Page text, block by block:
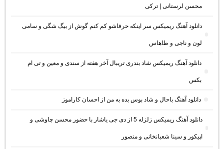
محسن لرستانی | ترکی
دانلود آهنگ ریمیکس سر اینکه حرفاشو کم کنم گوش از بیگ شگی و سامی
لون و ناجی و طاهاس
دانلود آهنگ ریمیکس شاد بندری تریبال آخر هفته از سندی و معین و تی ام
بکس
دانلود آهنگ باحال و شاد بوس بده به من از احسان کاراموز
دانلود آهنگ ریمیکس زلزله 5 از دی جی یاشار با حضور محسن چاوشی و
اپیکور و سینا شعبانخانی و منصور